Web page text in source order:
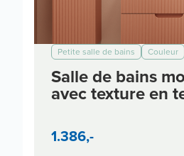
Petite salle de bains Couleur
< 7.000 €
Moderne
Salle de bains
avec texture en
1.386,-